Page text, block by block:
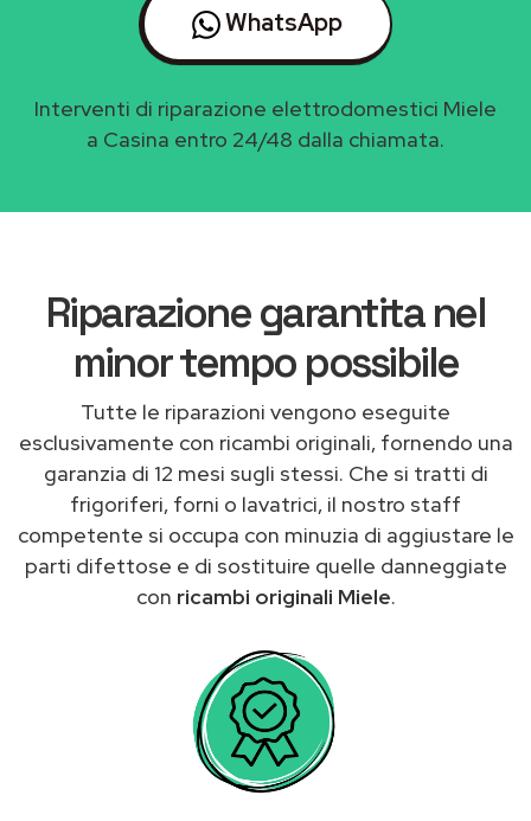
WhatsApp
Interventi di riparazione elettrodomestici Miele
a Casina entro 24/48 dalla chiamata.
Riparazione garantita nel
minor tempo possibile
Tutte le riparazioni vengono eseguite
esclusivamente con ricambi originali, fornendo una
garanzia di 12 mesi sugli stessi. Che si tratti di
frigoriferi, forni o lavatrici, il nostro staff
competente si occupa con minuzia di aggiustare le
parti difettose e di sostituire quelle danneggiate
con ricambi originali Miele.